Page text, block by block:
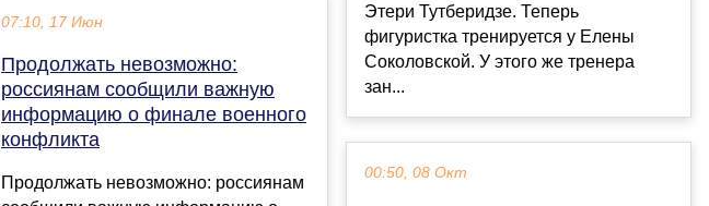
07:10, 17 Июн
Продолжать невозможно:
россиянам сообщили важную
информацию о финале военного
конфликта
Продолжать невозможно: россиянам
Этери Тутберидзе. Теперь
фигуристка тренируется у Елены
Соколовской. У этого же тренера
зан...
00:50, 08 Окт